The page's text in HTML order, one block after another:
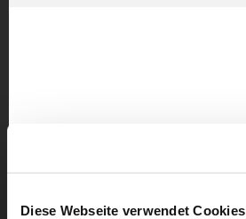
Diese Webseite verwendet Cookies